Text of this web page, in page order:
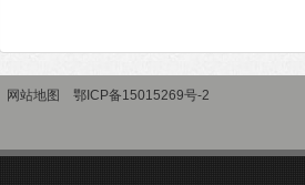
网站地图 鄂ICP备15015269号-2